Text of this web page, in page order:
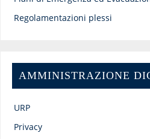
Regolamentazioni plessi
AMMINISTRAZIONE
URP
Privacy